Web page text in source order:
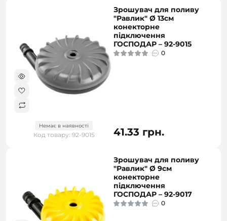
Немає в наявності
Код товару: 92-9015
Зрошувач для поливу
"Равлик" Ø 13см
конекторне
підключення
ГОСПОДАР – 92-9015
0
41.33 грн.
Зрошувач для поливу
"Равлик" Ø 9см
конекторне
підключення
ГОСПОДАР – 92-9017
0